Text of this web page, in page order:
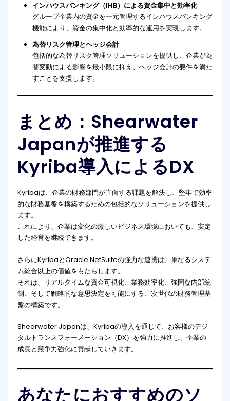
インハウスバンキング（IHB）による資金集中と効率化
グループ企業内の資金を一元管理するインハウスバンキング
機能により、資金の集中化と効率的な運用を実現します。
為替リスク管理とヘッジ会計
包括的な為替リスク管理ソリューションを提供し、企業が為
替変動による影響を最小限に抑え、ヘッジ会計の要件を満た
すことを支援します。
まとめ：Shearwater
Japanが推進する
Kyriba導入によるDX
Kyribaは、企業の財務部門が直面する課題を解決し、堅牢で効率
的な財務基盤を構築するための包括的なソリューションを提供し
ます。
これにより、企業は変化の激しいビジネス環境においても、安定
した経営を継続できます。
さらにKyribaとOracle NetSuiteの強力な連携は、単なるシステ
ム統合以上の価値をもたらします。
それは、リアルタイムな資金可視化、業務効率化、強固な内部統
制、そして戦略的な意思決定を可能にする、次世代の財務管理基
盤の構築です。
Shearwater Japanは、Kyribaの導入を通じて、お客様のデジ
タルトランスフォーメーション（DX）を強力に推進し、企業の
成長と競争力強化に貢献していきます。
あなたにおすすめのソ